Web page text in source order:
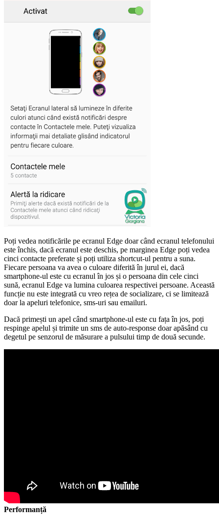
Poți vedea notificările pe ecranul Edge doar când ecranul telefonului
este închis, dacă ecranul este deschis, pe marginea Edge poți vedea
cinci contacte preferate și poți utiliza shortcut-ul pentru a suna.
Fiecare persoana va avea o culoare diferită în jurul ei, dacă
smartphone-ul este cu ecranul în jos și o persoana din cele cinci
sună, ecranul Edge va lumina culoarea respectivei persoane. Această
funcție nu este integrată cu vreo rețea de socializare, ci se limitează
doar la apeluri telefonice, sms-uri sau emailuri.
Dacă primești un apel când smartphone-ul este cu fața în jos, poți
respinge apelul și trimite un sms de auto-response doar apăsând cu
degetul pe senzorul de măsurare a pulsului timp de două secunde.
Performanță